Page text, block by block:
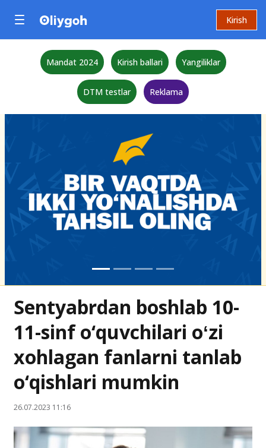
Kirish
Mandat 2024 Kirish ballari Yangiliklar
DTM testlar Reklama
Sentyabrdan boshlab 10-
11-sinf o‘quvchilari oʻzi
xohlagan fanlarni tanlab
o‘qishlari mumkin
26.07.2023 11:16